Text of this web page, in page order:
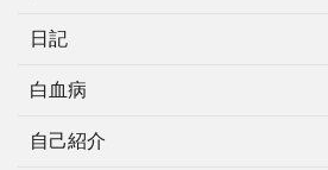
日記
白血病
自己紹介